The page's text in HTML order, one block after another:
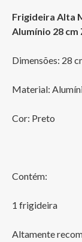
Frigideira Alta
Alumínio 28 cm
Dimensões: 28
Material:
Cor: Preto
Contém:
1 frigideira
Altamente